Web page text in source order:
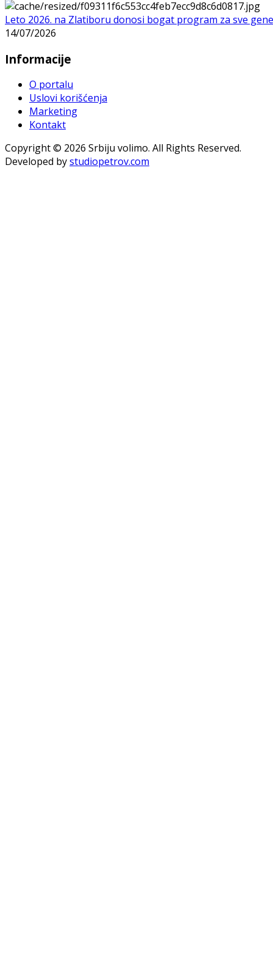
Leto 2026. na Zlatiboru donosi bogat program za sve
14/07/2026
Informacije
O portalu
Uslovi korišćenja
Marketing
Kontakt
Copyright © 2026 Srbiju volimo. All Rights Reserved.
Developed bystudiopetrov.com